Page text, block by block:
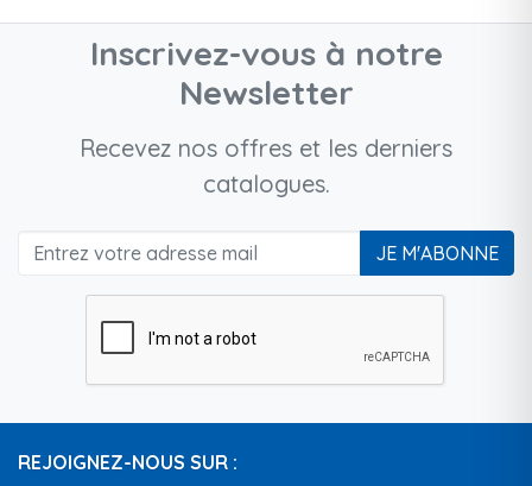
Inscrivez-vous à notre
Newsletter
Recevez nos offres et les derniers
catalogues.
JE M'ABONNE
REJOIGNEZ-NOUS SUR :